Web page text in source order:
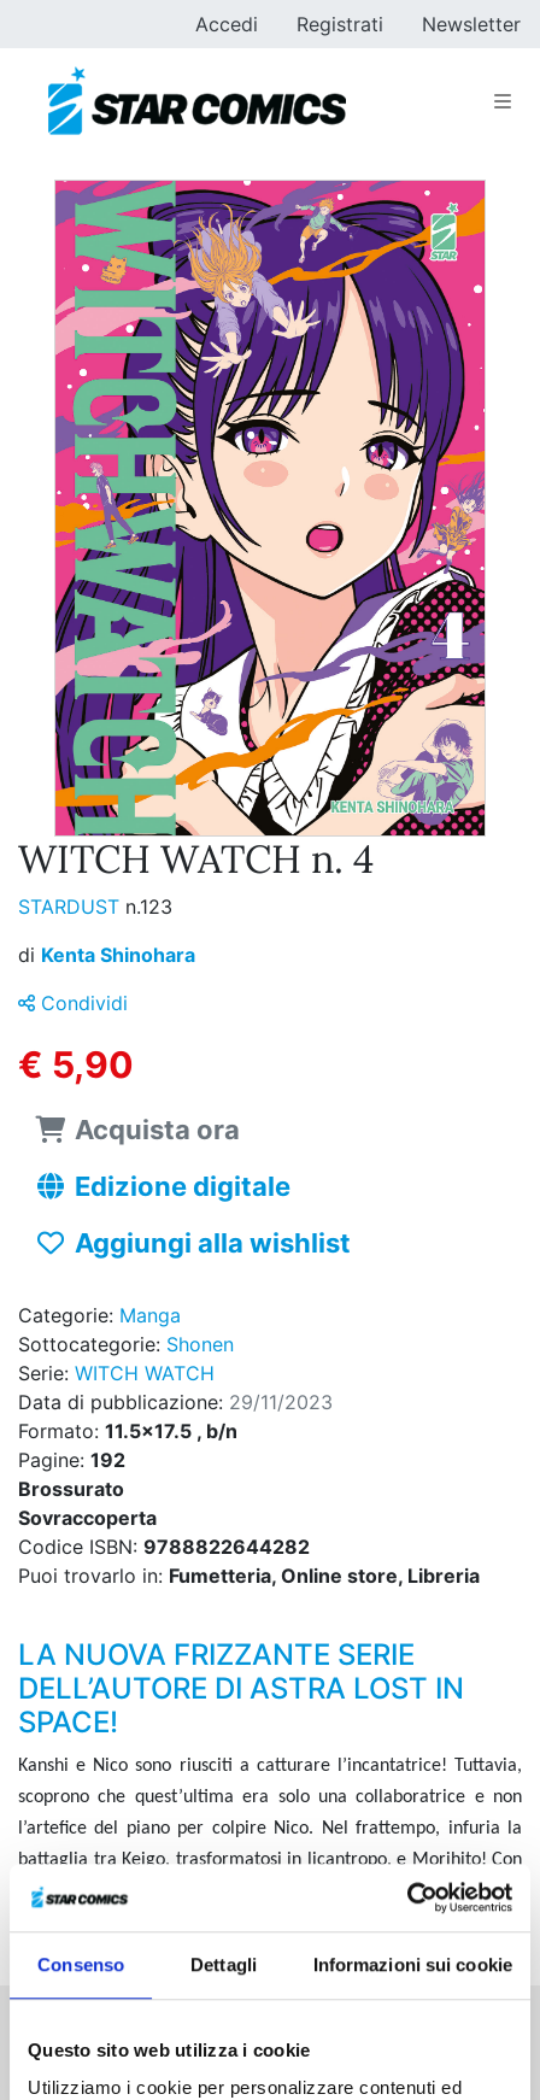
Consenso Dettagli Informazioni sui cookie
Questo sito web utilizza i cookie
Utilizziamo i cookie per personalizzare contenuti ed
Accedi Registrati Newsletter
WITCH WATCH n. 4
STARDUST n.123
di Kenta Shinohara
Condividi
€ 5,90
Acquista ora
Edizione digitale
Aggiungi alla wishlist
Categorie: Manga
Sottocategorie: Shonen
Serie: WITCH WATCH
Data di pubblicazione: 29/11/2023
Formato: 11.5x17.5 , b/n
Pagine: 192
Brossurato
Sovraccoperta
Codice ISBN: 9788822644282
Puoi trovarlo in: Fumetteria, Online store, Libreria
LA NUOVA FRIZZANTE SERIE
DELL’AUTORE DI ASTRA LOST IN
SPACE!
Kanshi e Nico sono riusciti a catturare l’incantatrice! Tuttavia,
scoprono che quest’ultima era solo una collaboratrice e non
l’artefice del piano per colpire Nico. Nel frattempo, infuria la
battaglia tra Keigo, trasformatosi in licantropo, e Morihito! Con
l’arrivo di un ulteriore coinquilino, un vento pieno di novità
Altri volumi della serie